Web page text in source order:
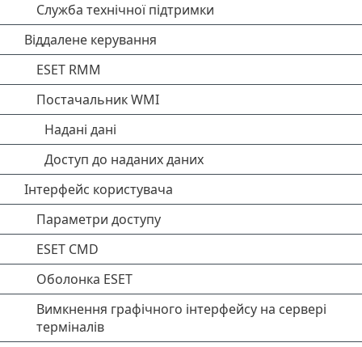
Служба технічної підтримки
Віддалене керування
ESET RMM
Постачальник WMI
Надані дані
Доступ до наданих даних
Інтерфейс користувача
Параметри доступу
ESET CMD
Оболонка ESET
Вимкнення графічного інтерфейсу на сервері
терміналів